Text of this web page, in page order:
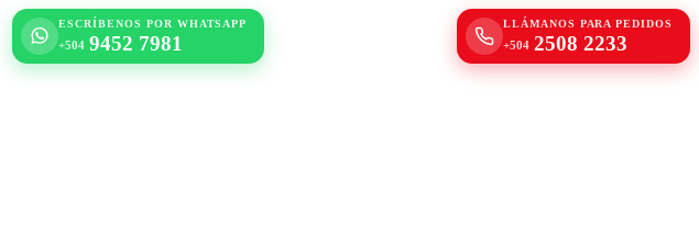
ESCRÍBENOS POR WHATSAPP
+504 9452 7981
LLÁMANOS PARA PEDIDOS
+504 2508 2233